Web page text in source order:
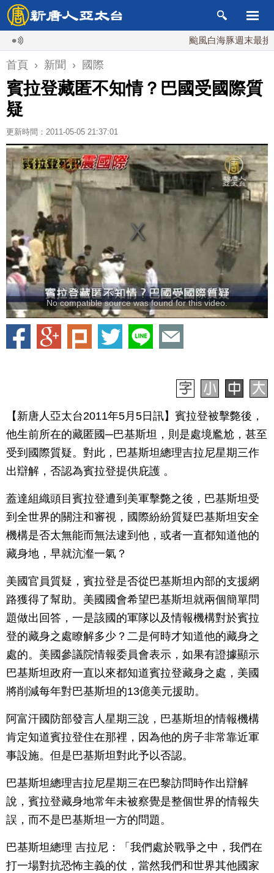
颱風白海豚週末最接近台
首頁 › 新聞 › 國際
賓拉登藏匿不知情？巴國受國際質
疑
更新時間：2011-05-05 21:37:01
No compatible source was found for this video.
【新唐人亞太台2011年5月5日訊】賓拉登被擊斃後，
他生前所在的藏匿國─巴基斯坦，則是處境尷尬，甚至
受到國際質疑。對此，巴基斯坦總理吉拉尼星期三作
出辯解，否認為賓拉登提供庇護 。
蓋達組織頭目賓拉登遭到美軍擊斃之後，巴基斯坦受
到全世界的關注和審視，國際紛紛質疑巴基斯坦安全
機構是否太無能而無法逮到他，或者一直都知道他的
藏身地，早就沆瀣一氣？
美國官員質疑，賓拉登是否從巴基斯坦內部的支援網
路獲得了幫助。美國國會希望巴基斯坦就兩個簡單問
題做出回答，一是該國的軍隊以及情報機構對於賓拉
登的藏身之處瞭解多少？二是何時才知道他的藏身之
處的。美國參議院情報委員會表示，如果有證據顯示
巴基斯坦政府一直以來都知道賓拉登藏身之處，美國
將削減每年對巴基斯坦的13億美元援助。
阿富汗國防部發言人星期三說，巴基斯坦的情報機構
肯定知道賓拉登住在那裡，因為他的房子非常靠近軍
事設施。但是巴基斯坦對此予以否認。
巴基斯坦總理吉拉尼星期三在巴黎訪問時作出辯解
說，賓拉登藏身地常年未被察覺是整個世界的情報失
誤，而不是巴基斯坦一方的問題。
巴基斯坦總理 吉拉尼：「我們處於戰爭之中，我們在
打一場對抗恐怖主義的仗，當然我們和世界其他國家